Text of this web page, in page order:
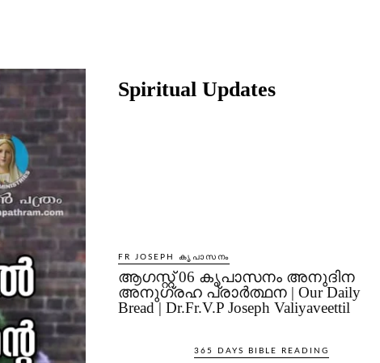
Spiritual Updates
FR JOSEPH കൃപാസനം
ആഗസ്റ്റ് 06 കൃപാസനം അനുദിന
അനുഗ്രഹ പ്രാർത്ഥന | Our Daily
Bread | Dr.Fr.V.P Joseph Valiyaveettil
365 DAYS BIBLE READING